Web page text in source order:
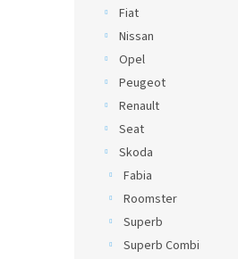
Fiat
Nissan
Opel
Peugeot
Renault
Seat
Skoda
Fabia
Roomster
Superb
Superb Combi